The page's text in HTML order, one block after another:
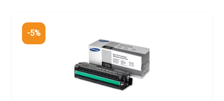
-5%